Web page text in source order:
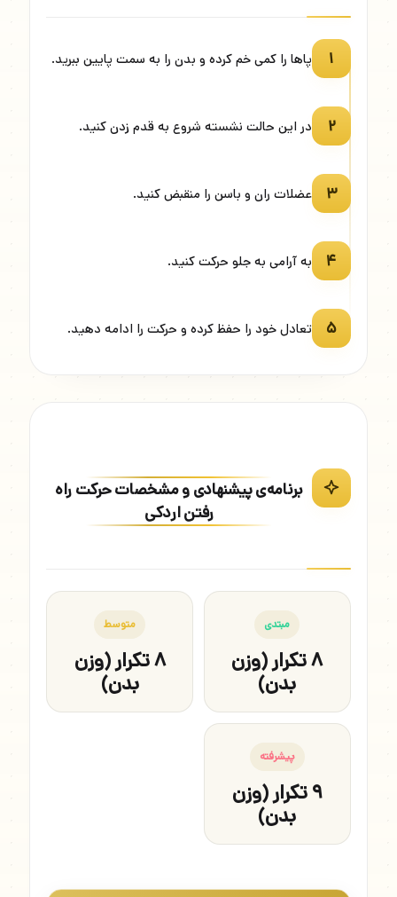
۱ پاها را کمی خم کرده و بدن را به سمت پایین ببرید.
۲ در این حالت نشسته شروع به قدم زدن کنید.
۳ عضلات ران و باسن را منقبض کنید.
۴ به آرامی به جلو حرکت کنید.
۵ تعادل خود را حفظ کرده و حرکت را ادامه دهید.
برنامه‌ی پیشنهادی و مشخصات حرکت راه
رفتن اردکی
مبتدی
۸ تکرار (وزن
بدن)
متوسط
۸ تکرار (وزن
بدن)
پیشرفته
۹ تکرار (وزن
بدن)